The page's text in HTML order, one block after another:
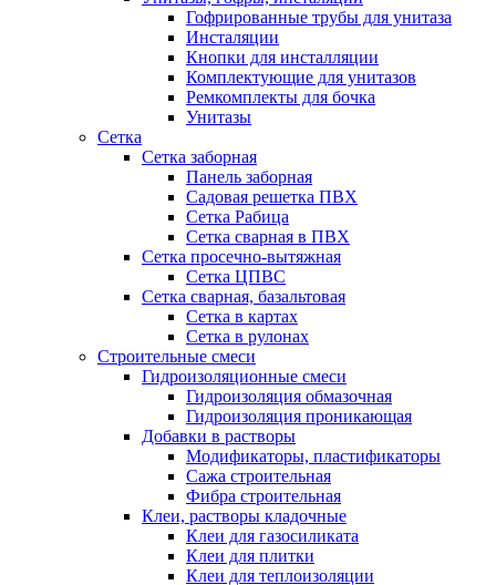
Гофрированные трубы для унитаза
Инсталяции
Кнопки для инсталляции
Комплектующие для унитазов
Ремкомплекты для бочка
Унитазы
Сетка
Сетка заборная
Панель заборная
Садовая решетка ПВХ
Сетка Рабица
Сетка сварная в ПВХ
Сетка просечно-вытяжная
Сетка ЦПВС
Сетка сварная, базальтовая
Сетка в картах
Сетка в рулонах
Строительные смеси
Гидроизоляционные смеси
Гидроизоляция обмазочная
Гидроизоляция проникающая
Добавки в растворы
Модификаторы, пластификаторы
Сажа строительная
Фибра строительная
Клеи, растворы кладочные
Клеи для газосиликата
Клеи для плитки
Клеи для теплоизоляции